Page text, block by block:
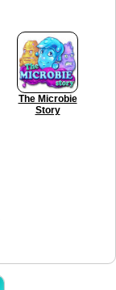
The Microbie
Story